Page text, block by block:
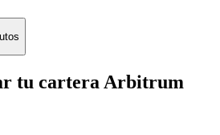
tu cartera Arbitrum